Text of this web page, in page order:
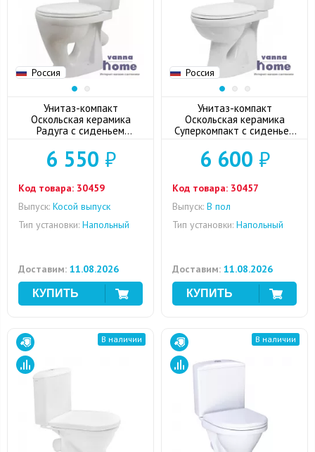
Россия
Унитаз-компакт
Оскольская керамика
Радуга с сиденьем
6 550 ₽
Код товара: 30459
Выпуск: Косой выпуск
Тип установки: Напольный
Доставим: 11.08.2026
Россия
Унитаз-компакт
Оскольская керамика
Суперкомпакт с сиденьем
6 600 ₽
Код товара: 30457
Выпуск: В пол
Тип установки: Напольный
Доставим: 11.08.2026
В наличии В наличии